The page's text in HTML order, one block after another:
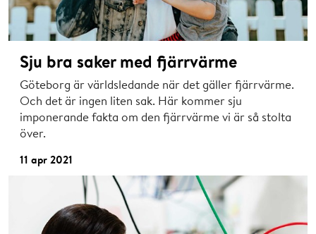
Sju bra saker med fjärrvärme
Göteborg är världsledande när det gäller fjärrvärme.
Och det är ingen liten sak. Här kommer sju
imponerande fakta om den fjärrvärme vi är så stolta
över.
11 apr 2021